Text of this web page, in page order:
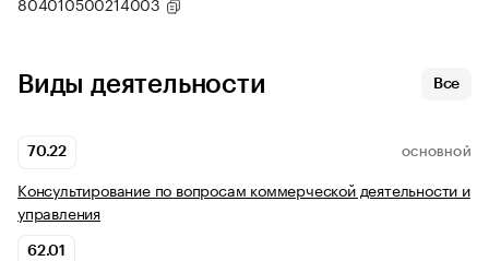
Виды деятельности Все
70.22 ОСНОВНОЙ
Консультирование по вопросам коммерческой деятельности и
управления
62.01